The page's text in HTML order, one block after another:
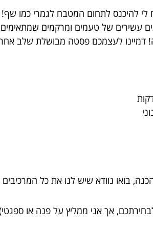
לי להיכנס לתחום המטבח לגמרי כמו
עשירים של טעמים ומרקמים
דמיינו לעצמכם פסטה מבושלת שלב
בואו נוודא שיש לנו את כל